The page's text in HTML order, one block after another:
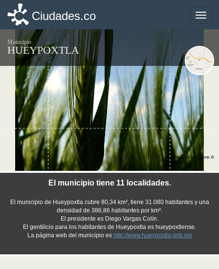
Toggle
Ciudades.co
Municipio
HUEYPOXTLA
El municipio tiene 11 localidades.
El municipio de Hueypoxtla cubre 80,34 km², tiene 31.080 habitantes y una
densidad de 386,86 habitantes por km².
El presidente es Diego Vargas Colín.
El gentilicio para los habitantes de Hueypoxtla es hueypoxtlense.
La página web del municipio es http://www.hueypoxtla.gob.mx
©photo-libre.fr
Toggle
Ciudades.co